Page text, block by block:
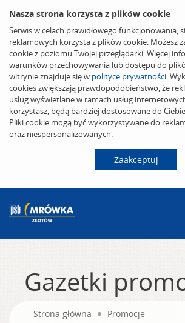
Nasza strona korzysta z plików cookie
Serwis w celach prawidłowego funkcjonowania,
reklamowych korzysta z plików cookie. Możesz
cookie z poziomu Twojej przeglądarki. Więcej
warunków przechowywania lub dostępu do
witrynie znajduje się w polityce prywatności.
cookies zwiększają prawdopodobieństwo, że
usług wyświetlane w ramach usług
korzystasz, będą bardziej dostosowane do
Pliki cookie mogą być wykorzystywane do
oraz niespersonalizowanych.
Zaakceptuj
Gazetki
Strona główna
Promocje